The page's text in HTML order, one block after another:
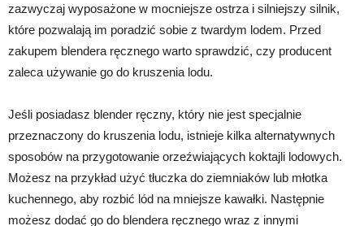
zazwyczaj wyposażone w mocniejsze ostrza i silniejszy silnik,
które pozwalają im poradzić sobie z twardym lodem. Przed
zakupem blendera ręcznego warto sprawdzić, czy producent
zaleca używanie go do kruszenia lodu.
Jeśli posiadasz blender ręczny, który nie jest specjalnie
przeznaczony do kruszenia lodu, istnieje kilka alternatywnych
sposobów na przygotowanie orzeźwiających koktajli lodowych.
Możesz na przykład użyć tłuczka do ziemniaków lub młotka
kuchennego, aby rozbić lód na mniejsze kawałki. Następnie
możesz dodać go do blendera ręcznego wraz z innymi